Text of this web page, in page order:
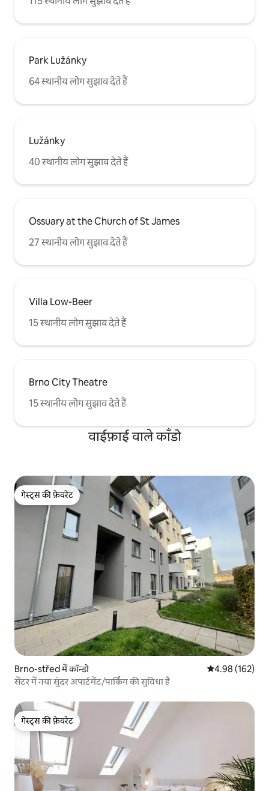
Park Lužánky
64 स्थानीय लोग सुझाव देते हैं
Lužánky
40 स्थानीय लोग सुझाव देते हैं
Ossuary at the Church of St James
27 स्थानीय लोग सुझाव देते हैं
Villa Low-Beer
15 स्थानीय लोग सुझाव देते हैं
Brno City Theatre
15 स्थानीय लोग सुझाव देते हैं
वाईफ़ाई वाले काँडो
गेस्ट्स की फ़ेवरेट
गेस्ट्स की फ़ेवरेट
Brno-střed में कॉन्डो औसत रेटिंग 5 में से
4.98 (162)
सेंटर में नया सुंदर अपार्टमेंट/पार्किंग की सुविधा है
गेस्ट्स की फ़ेवरेट
गेस्ट्स की फ़ेवरेट